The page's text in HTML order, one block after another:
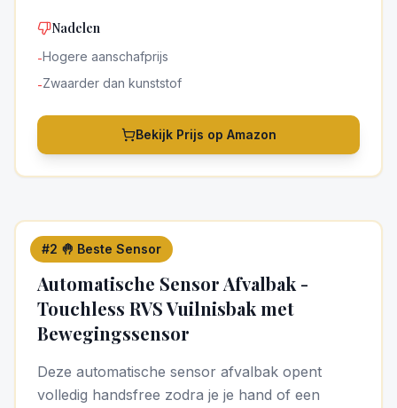
Nadelen
-Hogere aanschafprijs
-Zwaarder dan kunststof
Bekijk Prijs op Amazon
#2 🤚 Beste Sensor
5/5
Automatische Sensor Afvalbak -
Touchless RVS Vuilnisbak met
Bewegingssensor
Deze automatische sensor afvalbak opent
volledig handsfree zodra je je hand of een